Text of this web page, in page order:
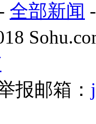
全部新闻
报邮箱：